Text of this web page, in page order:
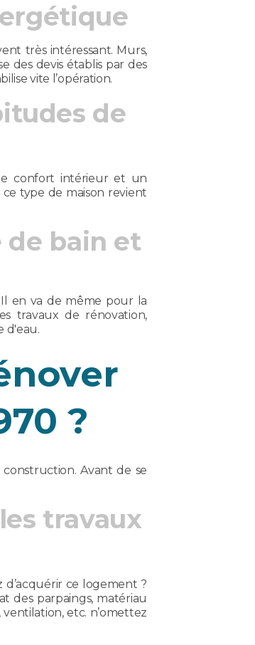
très intéressant. Murs,
des devis établis par des
vite l’opération.
de
confort intérieur et un
type de maison revient
de bain et
en va de même pour la
travaux de rénovation,
d'eau.
?
Avant de se
travaux
ce logement ?
des parpaings, matériau
etc. n’omettez